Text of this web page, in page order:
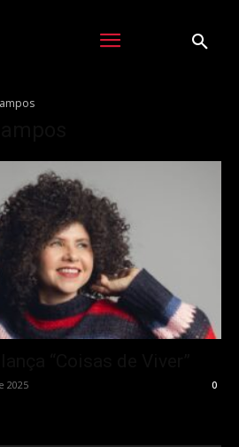
2025 0